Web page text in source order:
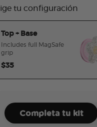
tu configuración
Top + Base
Includes full MagSafe
grip
$35
Completa tu kit